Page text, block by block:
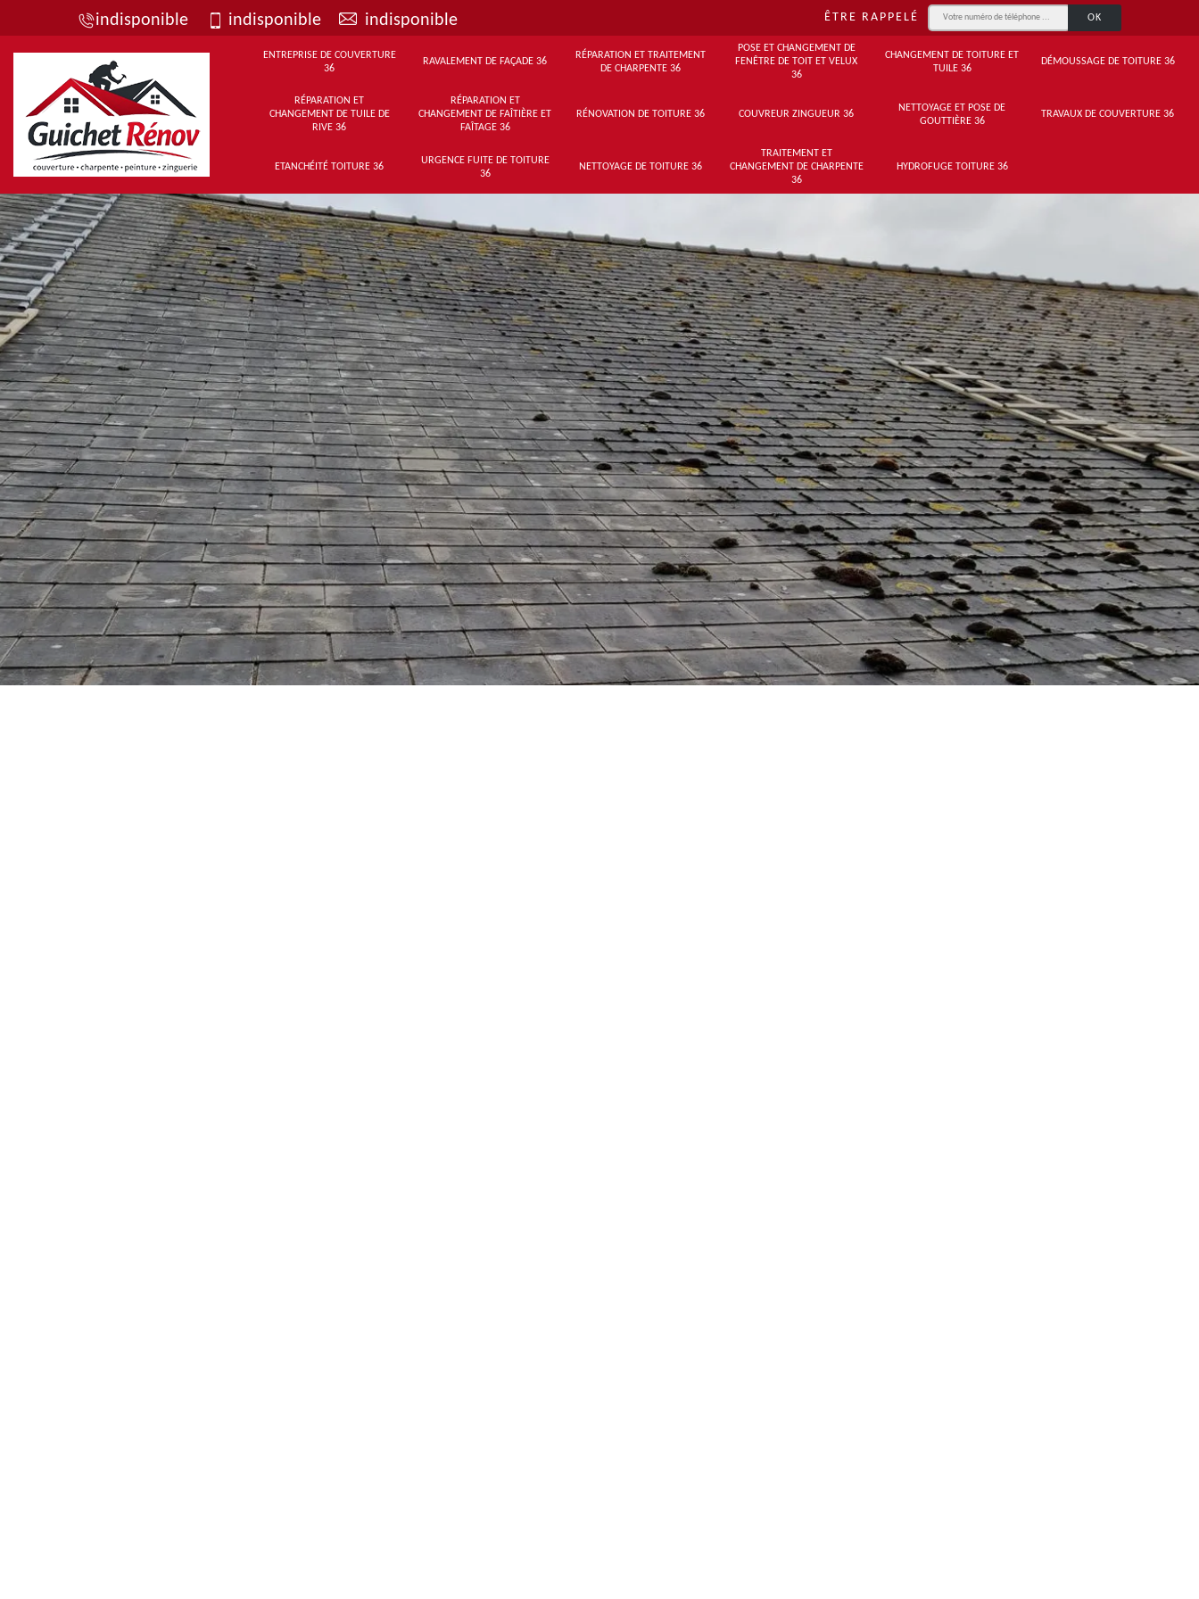
indisponible indisponible indisponible ÊTRE RAPPELÉ
ENTREPRISE DE COUVERTURE
36
RAVALEMENT DE FAÇADE 36
RÉPARATION ET TRAITEMENT
DE CHARPENTE 36
POSE ET CHANGEMENT DE
FENÊTRE DE TOIT ET VELUX
36
CHANGEMENT DE TOITURE ET
TUILE 36
DÉMOUSSAGE DE TOITURE 36
RÉPARATION ET
CHANGEMENT DE TUILE DE
RIVE 36
RÉPARATION ET
CHANGEMENT DE FAÎTIÈRE ET
FAÎTAGE 36
RÉNOVATION DE TOITURE 36 COUVREUR ZINGUEUR 36
NETTOYAGE ET POSE DE
GOUTTIÈRE 36
TRAVAUX DE COUVERTURE 36
ETANCHÉITÉ TOITURE 36
URGENCE FUITE DE TOITURE
36
NETTOYAGE DE TOITURE 36
TRAITEMENT ET
CHANGEMENT DE CHARPENTE
36
HYDROFUGE TOITURE 36